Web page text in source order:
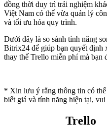
đồng thời duy trì trải nghiệm
Việt Nam có thể vừa quản lý
và tối ưu hóa quy trình.
Dưới đây là so sánh tính năng
Bitrix24 để giúp bạn quyết định
thay thế Trello miễn phí mà bạn
* Xin lưu ý rằng thông tin có
biết giá và tính năng hiện tại,
Trello